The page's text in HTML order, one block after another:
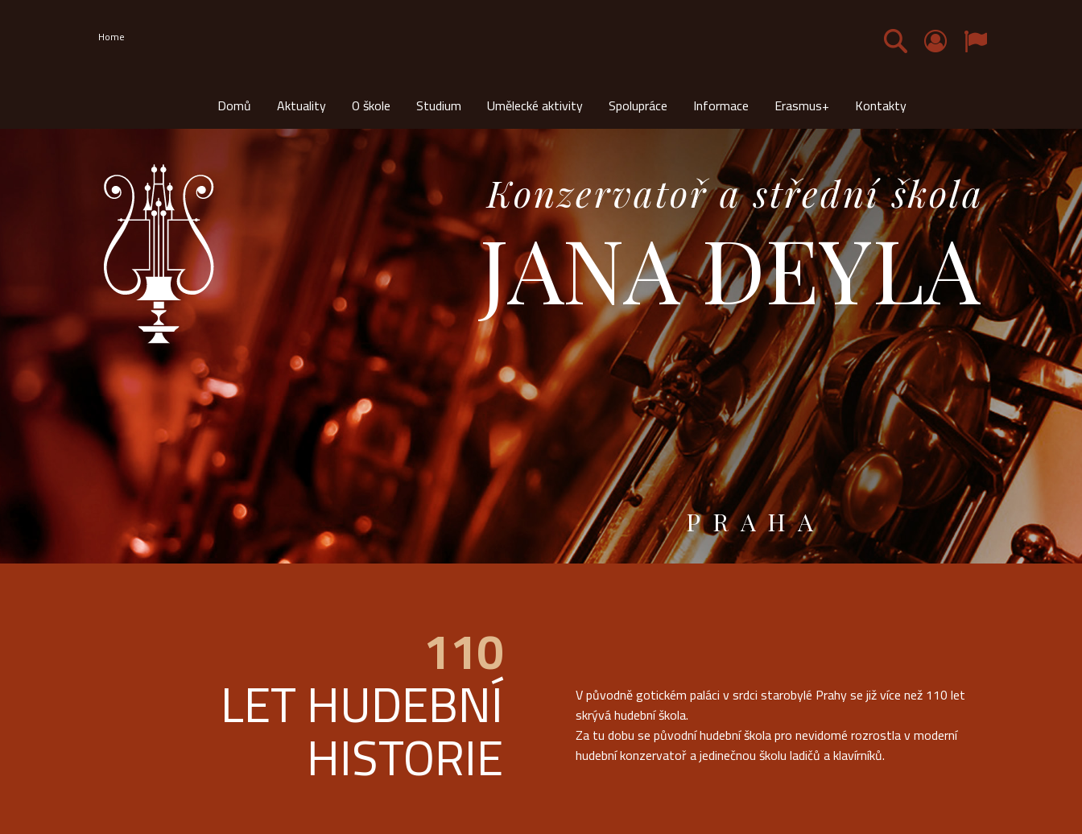
Home Čeština
Domů Aktuality O škole Studium Umělecké aktivity Spolupráce Informace Erasmus+ Kontakty
JANA DEYLA
Konzervatoř a střední škola
PRAHA
110
LET HUDEBNÍ
HISTORIE
V původně gotickém paláci v srdci starobylé Prahy se již více než 110 let
skrývá hudební škola.
Za tu dobu se původní hudební škola pro nevidomé rozrostla v moderní
hudební konzervatoř a jedinečnou školu ladičů a klavírníků.